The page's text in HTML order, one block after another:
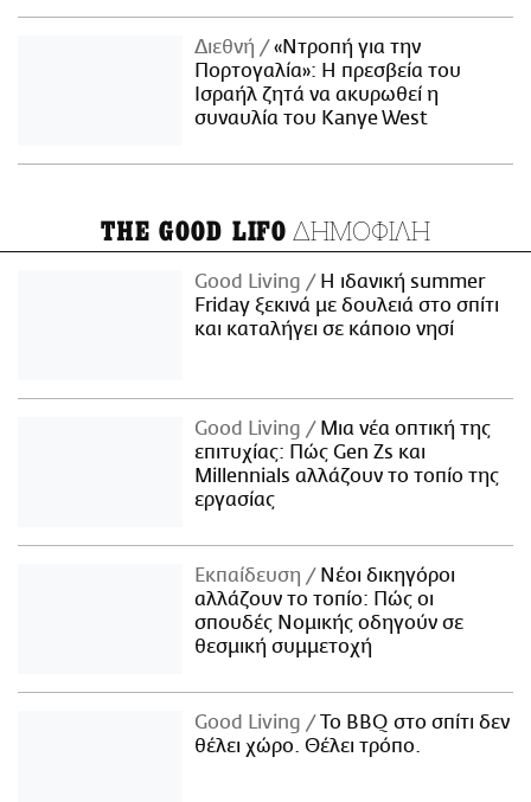
Διεθνή
«Ντροπή για την
Πορτογαλία»: Η πρεσβεία του
Ισραήλ ζητά να ακυρωθεί η
συναυλία του Kanye West
THE GOOD LIFO ΔΗΜΟΦΙΛΗ
Good Living
Η ιδανική summer
Friday ξεκινά με δουλειά στο σπίτι
και καταλήγει σε κάποιο νησί
Good Living
Μια νέα οπτική της
επιτυχίας: Πώς Gen Zs και
Millennials αλλάζουν το τοπίο της
εργασίας
Εκπαίδευση
Νέοι δικηγόροι
αλλάζουν το τοπίο: Πώς οι
σπουδές Νομικής οδηγούν σε
θεσμική συμμετοχή
Good Living
Το BBQ στο σπίτι δεν
θέλει χώρο. Θέλει τρόπο.